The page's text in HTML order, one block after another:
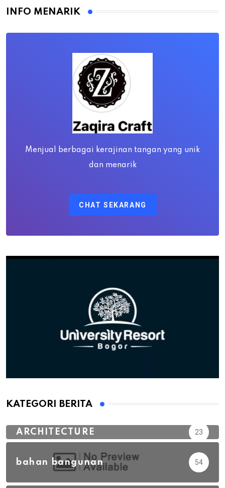
INFO MENARIK
Menjual berbagai kerajinan tangan yang unik
dan menarik
CHAT SEKARANG
KATEGORI BERITA
ARCHITECTURE 23
bahan bangunan 54